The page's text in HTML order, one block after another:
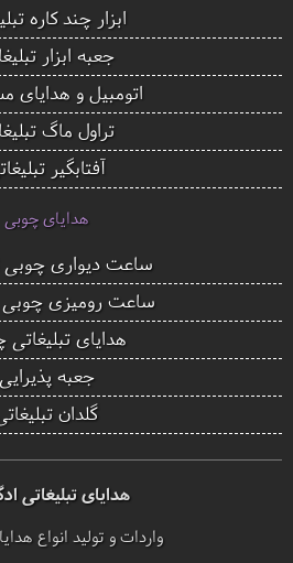
ابزار چند کاره
جعبه ابزار
اتومبیل و هدایای
تراول ماگ
آفتابگیر
هدایای چوبی
ساعت دیواری چوبی
ساعت رومیزی چوبی
هدایای
جعبه پذیرایی
گلدان
هدایای تبلیغاتی
واردات و تولید انواع